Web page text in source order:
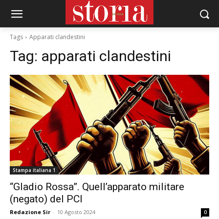
Tags Apparati clandestini
Tag: apparati clandestini
Stampa italiana 1
“Gladio Rossa”. Quell’apparato militare
(negato) del PCI
Redazione Sir - 10 Agosto 2024 0